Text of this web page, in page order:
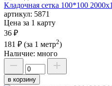
Кладочная сетка 100*100
артикул: 5871
Цена за 1 карту
36 ₽
181 ₽ (за 1 метр2)
Наличие: много
в корзину